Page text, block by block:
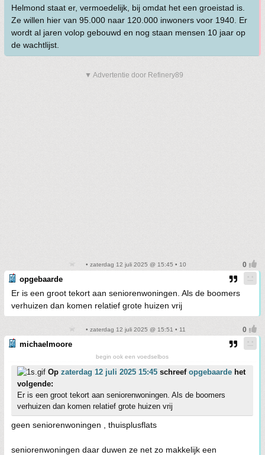
Helmond staat er, vermoedelijk, bij omdat het een groeistad is.
Ze willen hier van 95.000 naar 120.000 inwoners voor 1940. Er
wordt al jaren volop gebouwd en nog staan mensen 10 jaar op
de wachtlijst.
▼ Advertentie door Refinery89
• zaterdag 12 juli 2025 @ 15:45 • 10
opgebaarde
Er is een groot tekort aan seniorenwoningen. Als de boomers
verhuizen dan komen relatief grote huizen vrij
• zaterdag 12 juli 2025 @ 15:51 • 11
michaelmoore
begin ook een voedselbos
Op zaterdag 12 juli 2025 15:45 schreef opgebaarde het
volgende:
Er is een groot tekort aan seniorenwoningen. Als de boomers
verhuizen dan komen relatief grote huizen vrij
geen seniorenwoningen , thuisplusflats
seniorenwoningen daar duwen ze net zo makkelijk een